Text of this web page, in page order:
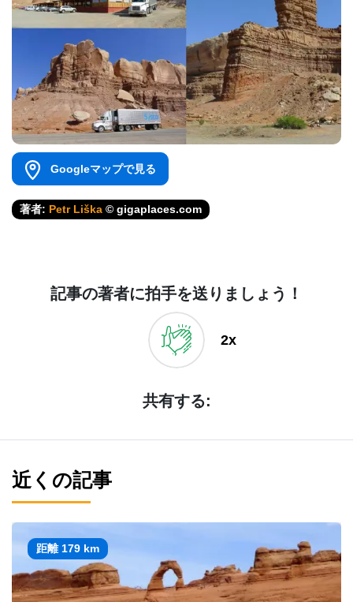
Googleマップで見る
著者: Petr Liška © gigaplaces.com
記事の著者に拍手を送りましょう！
2x
共有する:
近くの記事
距離 179 km